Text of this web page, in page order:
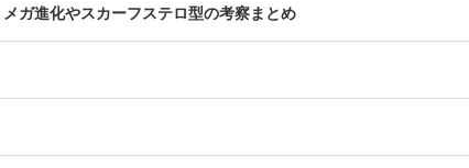
ガ進化やスカーフステロ型の考察まとめ